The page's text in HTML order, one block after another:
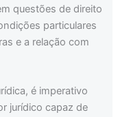
questões de direito
particulares
e a relação com
é imperativo
jurídico capaz de